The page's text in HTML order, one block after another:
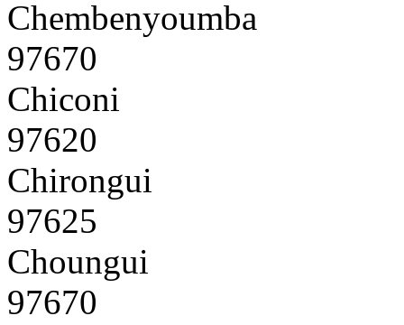
Chembenyoumba
97670
Chiconi
97620
Chirongui
97625
Choungui
97670